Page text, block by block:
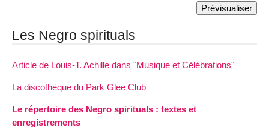
Les Negro spirituals
Article de Louis-T. Achille dans "Musique et Célébrations"
La discothèque du Park Glee Club
Le répertoire des Negro spirituals : textes et
enregistrements